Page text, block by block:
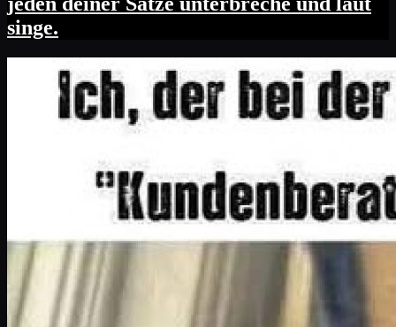
singe.